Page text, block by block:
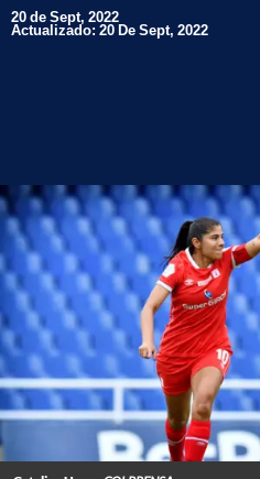
20 de Sept, 2022
Actualizado: 20 De Sept, 2022